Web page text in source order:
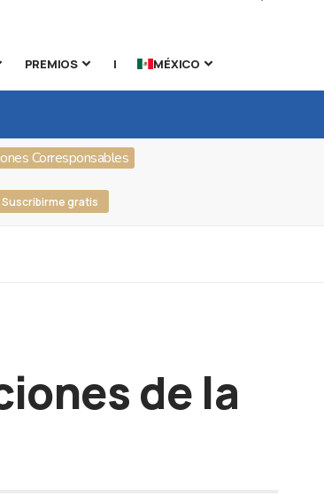
PREMIOS | MÉXICO
Corresponsables
Suscribirme gratis
de la